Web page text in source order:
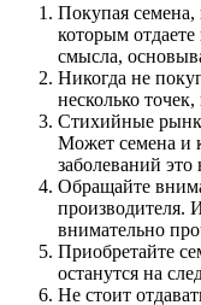
Покупая
которым отдаете
смысла,
Никогда не
несколько
Стихийные
Может семена и
заболеваний это
Обращайте
производителя.
внимательно
Приобретайте
останутся на
Не стоит